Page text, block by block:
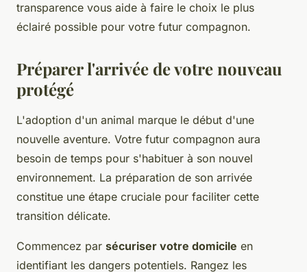
transparence vous aide à faire le choix le plus
éclairé possible pour votre futur compagnon.
Préparer l'arrivée de votre nouveau
protégé
L'adoption d'un animal marque le début d'une
nouvelle aventure. Votre futur compagnon aura
besoin de temps pour s'habituer à son nouvel
environnement. La préparation de son arrivée
constitue une étape cruciale pour faciliter cette
transition délicate.
Commencez par sécuriser votre domicile en
identifiant les dangers potentiels. Rangez les